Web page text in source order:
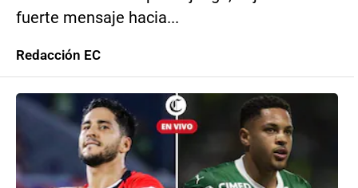
fuerte mensaje hacia...
Redacción EC